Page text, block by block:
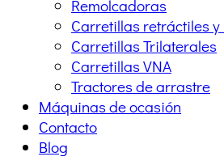
Remolcadoras
Carretillas retráctiles
Carretillas Trilaterales
Carretillas VNA
Tractores de arrastre
Máquinas de ocasión
Contacto
Blog